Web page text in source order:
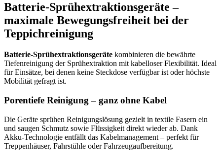
Batterie-Sprühextraktionsgeräte –
maximale Bewegungsfreiheit bei der
Teppichreinigung
Batterie-Sprühextraktionsgeräte kombinieren die bewährte
Tiefenreinigung der Sprühextraktion mit kabelloser Flexibilität. Ideal
für Einsätze, bei denen keine Steckdose verfügbar ist oder höchste
Mobilität gefragt ist.
Porentiefe Reinigung – ganz ohne Kabel
Die Geräte sprühen Reinigungslösung gezielt in textile Fasern ein
und saugen Schmutz sowie Flüssigkeit direkt wieder ab. Dank
Akku-Technologie entfällt das Kabelmanagement – perfekt für
Treppenhäuser, Fahrstühle oder Fahrzeugaufbereitung.